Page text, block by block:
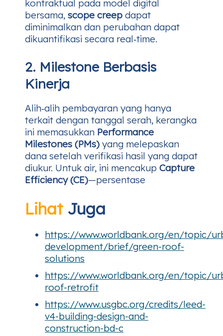
kontraktual pada model digital
bersama, scope creep dapat
diminimalkan dan perubahan dapat
dikuantifikasi secara real‑time.
2. Milestone Berbasis
Kinerja
Alih‑alih pembayaran yang hanya
terkait dengan tanggal serah, kerangka
ini memasukkan Performance
Milestones (PMs) yang melepaskan
dana setelah verifikasi hasil yang dapat
diukur. Untuk air, ini mencakup Capture
Efficiency (CE)—persentase
LihatJuga
https://www.worldbank.org/en/topic/
development/brief/green-roof-
solutions
https://www.worldbank.org/en/topic/
roof-retrofit
https://www.usgbc.org/credits/leed-
v4-building-design-and-
construction-bd-c